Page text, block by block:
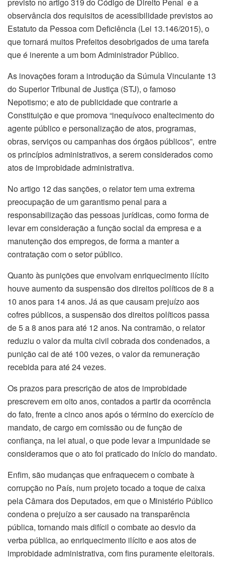
observância dos requisitos de acessibilidade previstos ao
Estatuto da Pessoa com Deficiência (Lei 13.146/2015), o
que tornará muitos Prefeitos desobrigados de uma tarefa
que é inerente a um bom Administrador Público.
As inovações foram a introdução da Súmula Vinculante 13
do Superior Tribunal de Justiça (STJ), o famoso
Nepotismo; e ato de publicidade que contrarie a
Constituição e que promova “inequívoco enaltecimento do
agente público e personalização de atos, programas,
obras, serviços ou campanhas dos órgãos públicos”, entre
os princípios administrativos, a serem considerados como
atos de improbidade administrativa.
No artigo 12 das sanções, o relator tem uma extrema
preocupação de um garantismo penal para a
responsabilização das pessoas jurídicas, como forma de
levar em consideração a função social da empresa e a
manutenção dos empregos, de forma a manter a
contratação com o setor público.
Quanto às punições que envolvam enriquecimento ilícito
houve aumento da suspensão dos direitos políticos de 8 a
10 anos para 14 anos. Já as que causam prejuízo aos
cofres públicos, a suspensão dos direitos políticos passa
de 5 a 8 anos para até 12 anos. Na contramão, o relator
reduziu o valor da multa civil cobrada dos condenados, a
punição cai de até 100 vezes, o valor da remuneração
recebida para até 24 vezes.
Os prazos para prescrição de atos de improbidade
prescrevem em oito anos, contados a partir da ocorrência
do fato, frente a cinco anos após o término do exercício de
mandato, de cargo em comissão ou de função de
confiança, na lei atual, o que pode levar a impunidade se
consideramos que o ato foi praticado do início do mandato.
Enfim, são mudanças que enfraquecem o combate à
corrupção no País, num projeto tocado a toque de caixa
pela Câmara dos Deputados, em que o Ministério Público
condena o prejuízo a ser causado na transparência
pública, tornando mais difícil o combate ao desvio da
verba pública, ao enriquecimento ilícito e aos atos de
improbidade administrativa, com fins puramente eleitorais.